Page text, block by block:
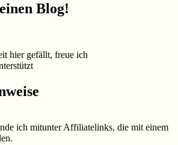
Blog!
hier gefällt, freue ich
ich mitunter Affiliatelinks, die mit einem